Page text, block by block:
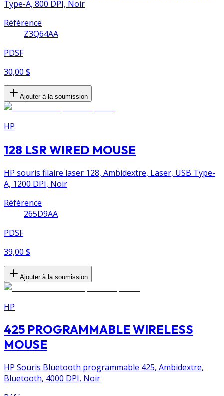
Type-A, 800 DPI, Noir
Référence
Z3Q64AA
PDSF
30,00 $
Ajouter à la soumission
HP
128 LSR WIRED MOUSE
HP souris filaire laser 128, Ambidextre, Laser, USB Type-
A, 1200 DPI, Noir
Référence
265D9AA
PDSF
39,00 $
Ajouter à la soumission
HP
425 PROGRAMMABLE WIRELESS
MOUSE
HP Souris Bluetooth programmable 425, Ambidextre,
Bluetooth, 4000 DPI, Noir